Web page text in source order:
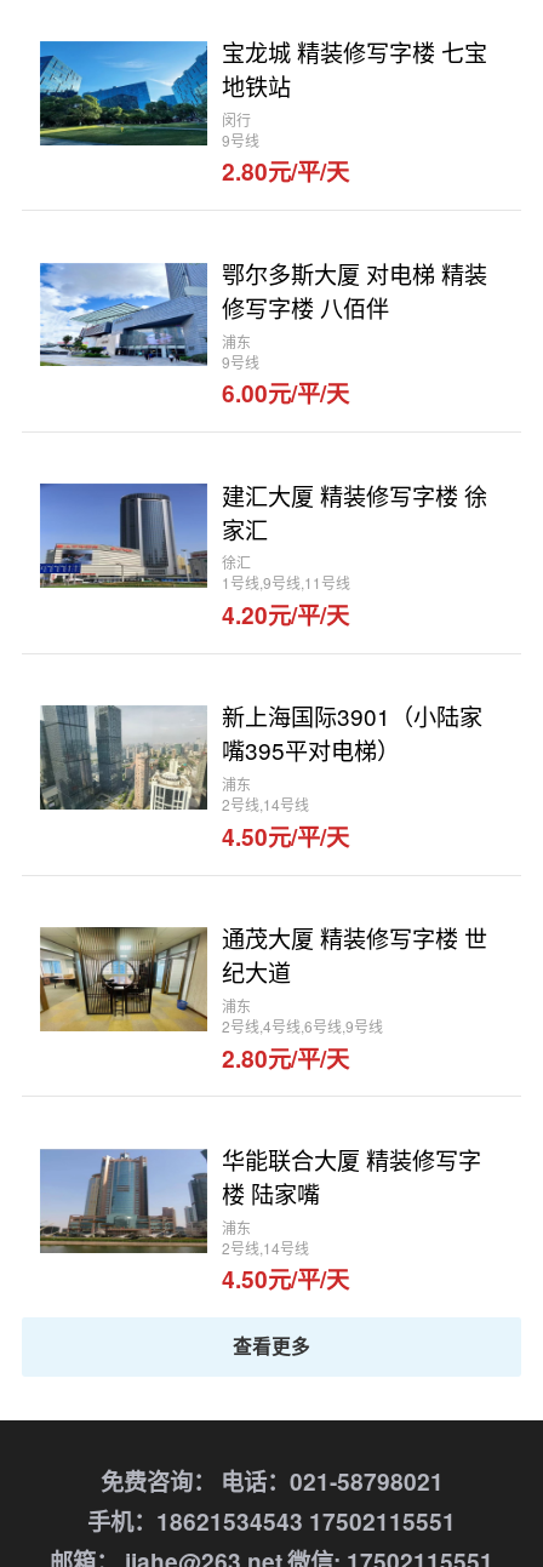
宝龙城 精装修写字楼 七宝
地铁站
闵行
9号线
2.80元/平/天
鄂尔多斯大厦 对电梯 精装
修写字楼 八佰伴
浦东
9号线
6.00元/平/天
建汇大厦 精装修写字楼 徐
家汇
徐汇
1号线,9号线,11号线
4.20元/平/天
新上海国际3901（小陆家
嘴395平对电梯）
浦东
2号线,14号线
4.50元/平/天
通茂大厦 精装修写字楼 世
纪大道
浦东
2号线,4号线,6号线,9号线
2.80元/平/天
华能联合大厦 精装修写字
楼 陆家嘴
浦东
2号线,14号线
4.50元/平/天
查看更多
免费咨询：
电话：021-58798021
手机：18621534543 17502115551